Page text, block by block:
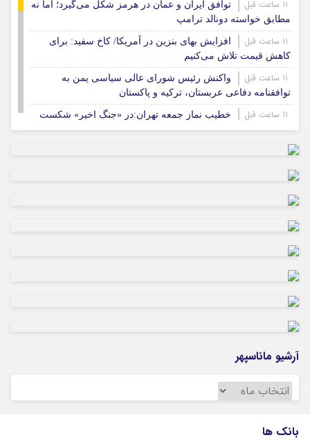
توافق ایران و عمان در هرمز شکل می‌گیرد؛ اما نه
مطابق خواسته دونالد ترامپ
افزایش بهای بنزین در آمریکا/ کاخ سفید: برای
کاهش قیمت تلاش می‌کنیم
واکنش رئیس شورای عالی سیاسی یمن به
توافقنامه دفاعی عربستان، ترکیه و پاکستان
خطیب نماز جمعه تهران:در «جنگ اخیر» شکست
دیگری را به آمریکا تحمیل کردیم
16 ساعت قبل
دشمن را بی‌اثر کرده است
20 ساعت قبل
آرشیو ماناسپهر
آرشیو
ماناسپهر
بانک ها